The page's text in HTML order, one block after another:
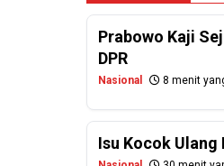
Prabowo Kaji
DPR
Nasional 8 menit
Isu Kocok Ulang